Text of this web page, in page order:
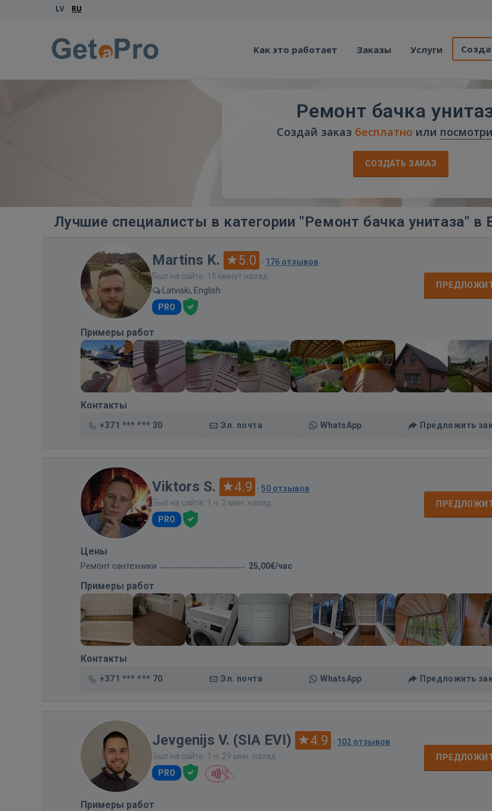
LV RU
Как это работает Заказы Услуги
Ремонт бачка
Создай заказ бесплатно или
СОЗДАТЬ ЗАКАЗ
Лучшие специалисты в категории "Ремонт бачка унитаза" в
Martins K. 5.0 · 176 отзывов
Был на сайте: 15 минут назад
Latviski, English
PRO
Примеры работ
Контакты
+371 *** *** 30 Эл. почта WhatsApp Предложить
Viktors S. 4.9 · 50 отзывов
Был на сайте: 1 ч. 2 мин. назад
PRO
Цены
Ремонт сантехники 25,00€/час
Примеры работ
Контакты
+371 *** *** 70 Эл. почта WhatsApp Предложить
Jevgenijs V. (SIA EVI) 4.9 · 102 отзывов
Был на сайте: 1 ч. 29 мин. назад
PRO
Примеры работ